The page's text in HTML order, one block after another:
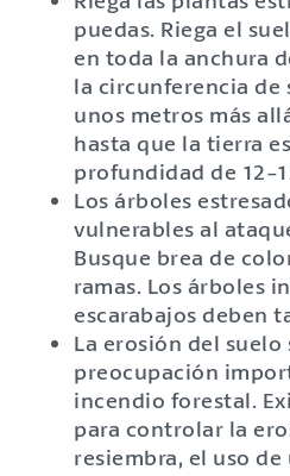
puedas. Riega el
en toda la anchura
la circunferencia de
unos metros más
hasta que la tierra
profundidad de 12-
Los árboles
vulnerables al
Busque brea de
ramas. Los árboles
escarabajos deben
La erosión del
preocupación
incendio forestal.
para controlar la
resiembra, el uso